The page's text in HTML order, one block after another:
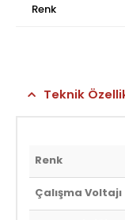
Renk
Teknik
Renk
Çalışma Voltajı